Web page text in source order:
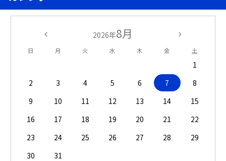
2026年8月
日 月 火 水 木 金 土
1
2
3 4 5 6 7
8
9
10 11 12 13 14
15
16
17 18 19 20 21
22
23
24 25 26 27 28
29
30
31